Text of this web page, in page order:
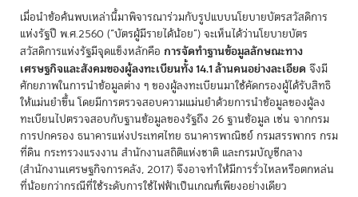
เมื่อนำข้อค้นพบเหล่านี้มาพิจารณาร่วมกับรูปแบบนโยบายบัตรสวัสดิการ
แห่งรัฐปี พ.ศ.2560 (“บัตรผู้มีรายได้น้อย”) จะเห็นได้ว่านโยบายบัตร
สวัสดิการแห่งรัฐมีจุดแข็งหลักคือ การจัดทำฐานข้อมูลลักษณะทาง
เศรษฐกิจและสังคมของผู้ลงทะเบียนทั้ง 14.1 ล้านคนอย่างละเอียด จึงมี
ศักยภาพในการนำข้อมูลต่าง ๆ ของผู้ลงทะเบียนมาใช้คัดกรองผู้ได้รับสิทธิ
ให้แม่นยำขึ้น โดยมีการตรวจสอบความแม่นยำด้วยการนำข้อมูลของผู้ลง
ทะเบียนไปตรวจสอบกับฐานข้อมูลของรัฐถึง 26 ฐานข้อมูล เช่น จากกรม
การปกครอง ธนาคารแห่งประเทศไทย ธนาคารพาณิชย์ กรมสรรพากร กรม
ที่ดิน กระทรวงแรงงาน สำนักงานสถิติแห่งชาติ และกรมบัญชีกลาง
(สำนักงานเศรษฐกิจการคลัง, 2017) จึงอาจทำให้มีการรั่วไหลหรือตกหล่น
ที่น้อยกว่ากรณีที่ใช้ระดับการใช้ไฟฟ้าเป็นเกณฑ์เพียงอย่างเดียว